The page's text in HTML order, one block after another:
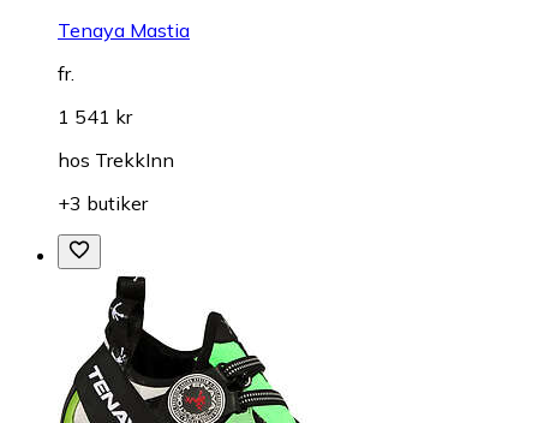
Tenaya Mastia
fr.
1 541 kr
hos TrekkInn
+3 butiker